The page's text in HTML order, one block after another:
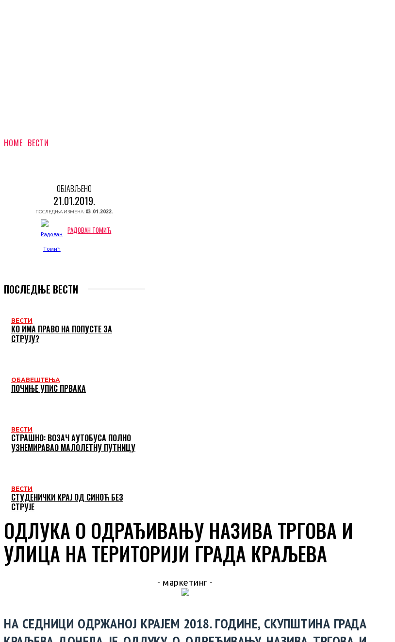
HOME ВЕСТИ
ОБЈАВЉЕНО
21.01.2019.
ПОСЛЕДЊА ИЗМЕНА: 03.01.2022.
РАДОВАН ТОМИЋ
ПОСЛЕДЊЕ ВЕСТИ
ВЕСТИ
КО ИМА ПРАВО НА ПОПУСТЕ ЗА
СТРУЈУ?
ОБАВЕШТЕЊА
ПОЧИЊЕ УПИС ПРВАКА
ВЕСТИ
СТРАШНО: ВОЗАЧ АУТОБУСА ПОЛНО
УЗНЕМИРАВАО МАЛОЛЕТНУ ПУТНИЦУ
ВЕСТИ
СТУДЕНИЧКИ КРАЈ ОД СИНОЋ БЕЗ
СТРУЈЕ
ОДЛУКА О ОДРАЂИВАЊУ НАЗИВА ТРГОВА И
УЛИЦА НА ТЕРИТОРИЈИ ГРАДА КРАЉЕВА
- маркетинг -
НА СЕДНИЦИ ОДРЖАНОЈ КРАЈЕМ 2018. ГОДИНЕ, СКУПШТИНА ГРАДА